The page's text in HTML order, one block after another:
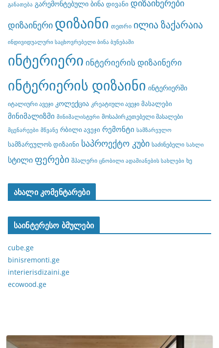
განათება გარემონტებული ბინა დივანი დიზაინერები
დიზაინერი დიზაინი თეთრი ილია ზაქარაია
ინდივიდუალური საცხოვრებელი ბინა ბუნებაში
ინტერიერი ინტერიერის დიზაინერი
ინტერიერის დიზაინი ინტერიერში
იტალიური ავეჯი კოლექცია კრეატიული ავეჯი მასალები
მინიმალიზმი მინიმალისტური მოსაპირკეთებელი მასალები
მცენარეები მწვანე რბილი ავეჯი რემონტი სამზარეულო
სამზარეულოს დიზაინი საპროექტო კუბი საძინებელი სახლი
სტილი ფერები შპალერი ცნობილი ადამიანების სახლები ხე
ახალი კომენტარები
საინტერესო ბმულები
cube.ge
binisremonti.ge
interierisdizaini.ge
ecowood.ge